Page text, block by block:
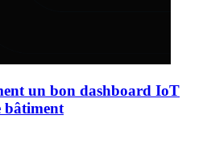
un bon dashboard IoT
bâtiment